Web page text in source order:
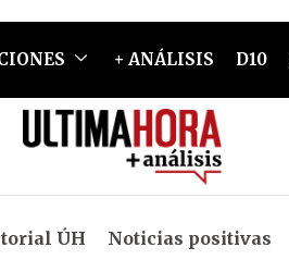
+ ANÁLISIS D10
ÚH Noticias positivas